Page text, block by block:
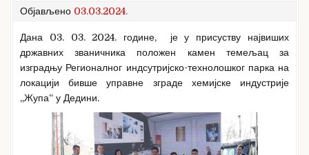
Објављено 03.03.2024.
Дана 03. 03. 2024. године, је у присуству највиших
државних званичника положен камен темељац за
изградњу Регионалног индсутријско-технолошког парка на
локацији бивше управне зграде хемијске индустрије
„Жупа“ у Дедини.